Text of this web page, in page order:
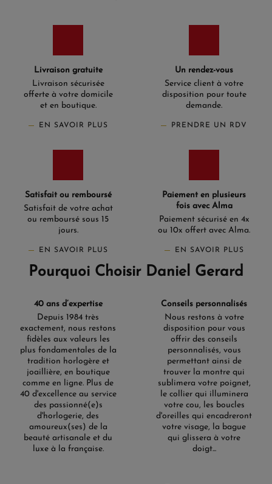
Livraison gratuite
Livraison sécurisée
offerte à votre domicile
et en boutique.
EN SAVOIR PLUS
Un rendez-vous
Service client à votre
disposition pour toute
demande.
PRENDRE UN RDV
Satisfait ou remboursé
Satisfait de votre achat
ou remboursé sous 15
jours.
EN SAVOIR PLUS
Paiement en plusieurs
fois avec Alma
Paiement sécurisé en 4x
ou 10x offert avec Alma.
EN SAVOIR PLUS
Pourquoi Choisir Daniel Gerard
40 ans d’expertise
Depuis 1984 très
exactement, nous restons
fidèles aux valeurs les
plus fondamentales de la
tradition horlogère et
joaillière, en boutique
comme en ligne. Plus de
40 d'excellence au service
des passionné(e)s
d'horlogerie, des
amoureux(ses) de la
beauté artisanale et du
luxe à la française.
Conseils personnalisés
Nous restons à votre
disposition pour vous
offrir des conseils
personnalisés, vous
permettant ainsi de
trouver la montre qui
sublimera votre poignet,
le collier qui illuminera
votre cou, les boucles
d'oreilles qui encadreront
votre visage, la bague
qui glissera à votre
doigt...